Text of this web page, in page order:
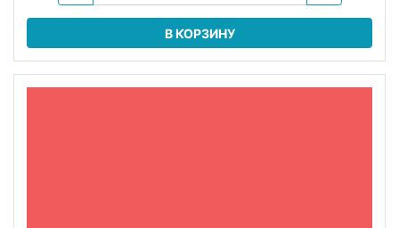
В КОРЗИНУ